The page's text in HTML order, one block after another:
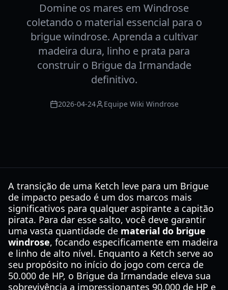
Domine os mares em Windrose
coletando o material essencial para o
brigue windrose. Aprenda a cultivar
madeira dura, linho e prata para
construir o Brigue da Irmandade
definitivo.
2026-04-24 Equipe Wiki Windrose
A transição de uma Ketch leve para um Brigue
de impacto pesado é um dos marcos mais
significativos para qualquer aspirante a capitão
pirata. Para dar esse salto, você deve garantir
uma vasta quantidade de material do brigue
windrose, focando especificamente em madeira
e linho de alto nível. Enquanto a Ketch serve ao
seu propósito no início do jogo com cerca de
50.000 de HP, o Brigue da Irmandade eleva sua
sobrevivência a impressionantes 90.000 de HP e